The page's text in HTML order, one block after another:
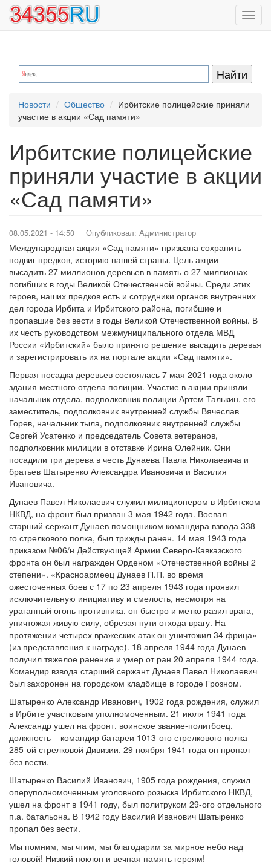
Перейти
основному
Новости Общество
Ирбитские полицейские приняли
участие в акции «Сад памяти»
Ирбитские полицейские
приняли участие в акции
«Сад памяти»
08.05.2021 - 14:50 Опубликовал: Администратор
Международная акция «Сад памяти» призвана сохранить
подвиг предков, историю нашей страны. Цель акции –
высадить 27 миллионов деревьев в память о 27 миллионах
погибших в годы Великой Отечественной войны. Среди этих
героев, наших предков есть и сотрудники органов внутренних
дел города Ирбита и Ирбитского района, погибшие и
пропавшие без вести в годы Великой Отечественной войны. В
их честь руководством межмуниципального отдела МВД
России «Ирбитский» было принято решение высадить деревья
и зарегистрировать их на портале акции «Сад памяти».
Первая посадка деревьев состоялась 7 мая 2021 года около
здания местного отдела полиции. Участие в акции приняли
начальник отдела, подполковник полиции Артем Талькин, его
заместитель, подполковник внутренней службы Вячеслав
Горев, начальник тыла, подполковник внутренней службы
Сергей Усатенко и председатель Совета ветеранов,
подполковник милиции в отставке Ирина Олейник. Они
посадили три дерева в честь Дунаева Павла Николаевича и
братьев Шатыренко Александра Ивановича и Василия
Ивановича.
Дунаев Павел Николаевич служил милиционером в Ирбитском
НКВД, на фронт был призван 3 мая 1942 года. Воевал
старший сержант Дунаев помощником командира взвода 338-
го стрелкового полка, был трижды ранен. 14 мая 1943 года
приказом №06/н Действующей Армии Северо-Кавказского
фронта он был награжден Орденом «Отечественной войны 2
степени». «Красноармеец Дунаев П.П. во время
ожесточенных боев с 17 по 23 апреля 1943 года проявил
исключительную инициативу и смелость, несмотря на
ураганный огонь противника, он быстро и метко разил врага,
уничтожая живую силу, обрезая пути отхода врагу. На
протяжении четырех вражеских атак он уничтожил 34 фрица»
(из представления к награде). 18 апреля 1944 года Дунаев
получил тяжелое ранение и умер от ран 20 апреля 1944 года.
Командир взвода старший сержант Дунаев Павел Николаевич
был захоронен на городском кладбище в городе Грозном.
Шатыренко Александр Иванович, 1902 года рождения, служил
в Ирбите участковым уполномоченным. 21 июля 1941 года
Александр ушел на фронт, воинское звание-политбоец,
должность – командир батареи 1013-ого стрелкового полка
285-ой стрелковой Дивизии. 29 ноября 1941 года он пропал
без вести.
Шатыренко Василий Иванович, 1905 года рождения, служил
оперуполномоченным уголовного розыска Ирбитского НКВД,
ушел на фронт в 1941 году, был политруком 29-ого отдельного
п.а. батальона. В 1942 году Василий Иванович Шатыренко
пропал без вести.
Мы помним, мы чтим, мы благодарим за мирное небо над
головой! Низкий поклон и вечная память героям!